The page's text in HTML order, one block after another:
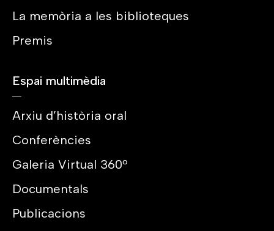
La memòria a les biblioteques
Premis
Espai multimèdia
Arxiu d’història oral
Conferències
Galeria Virtual 360º
Documentals
Publicacions